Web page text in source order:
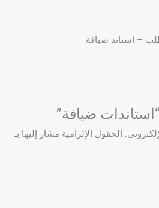
– استاند ضيافة
ضيافة”
الحقول الإلزامية مشار إليها بـ